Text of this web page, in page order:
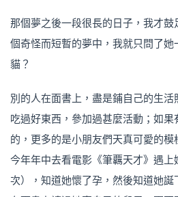
那個夢之後一段很長的日子，我才
個奇怪而短暫的夢中，我就只問了
貓？
別的人在面書上，盡是鋪自己的生
吃過好東西，參加過甚麼活動；如
的，更多的是小朋友們天真可愛的
今年年中去看電影《筆覊天才》遇
次），知道她懷了孕，然後知道她